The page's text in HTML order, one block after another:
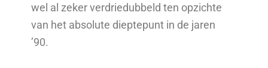
wel al zeker verdriedubbeld ten opzichte
van het absolute dieptepunt in de jaren
’90.